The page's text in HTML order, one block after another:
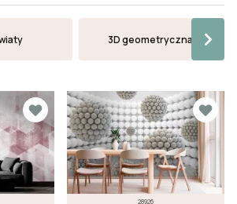
3D geometryczna
28926